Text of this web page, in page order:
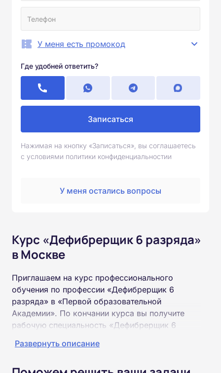
У меня есть промокод
Где удобней ответить?
Записаться
Нажимая на кнопку «Записаться», вы соглашаетесь
с условиями политики конфиденциальностии
У меня остались вопросы
Курс «Дефибрерщик 6 разряда»
в Москве
Приглашаем на курс профессионального
обучения по профессии «Дефибрерщик 6
разряда» в «Первой образовательной
Академии». По кончании курса вы получите
рабочую специальность «Дефибрерщик 6
Развернуть описание